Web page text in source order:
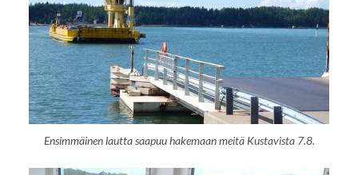
Ensimmäinen lautta saapuu hakemaan meitä Kustavista 7.8.